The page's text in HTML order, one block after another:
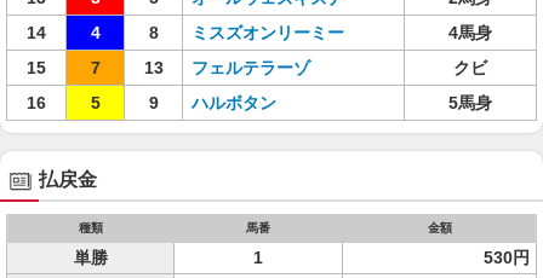
14
4 8 ミスズオンリーミー
4馬身
15
7 13 フェルテラーゾ
クビ
16
5 9 ハルボタン 5馬身
払戻金
種類 馬番 金額
単勝 1 530円